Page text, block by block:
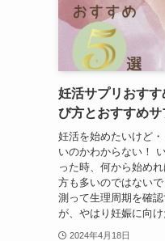
妊活サプリおす
び方とおすすめサ
妊活を始めたいけど
いのかわからない！
った時、何から始め
方も多いのではない
測って生理周期を確
が、やはり妊娠に向け
2024年4月18日